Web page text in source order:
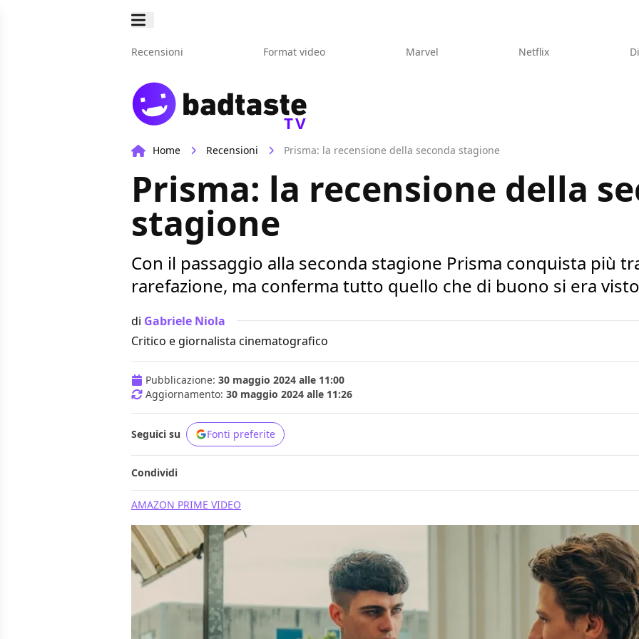
Recensioni Format video Marvel Netflix
TV
Home Recensioni Prisma: la recensione della seconda stagione
Prisma: la recensione della
stagione
Con il passaggio alla seconda stagione Prisma conquista più
rarefazione, ma conferma tutto quello che di buono si era visto
di Gabriele Niola
Critico e giornalista cinematografico
Pubblicazione: 30 maggio 2024 alle 11:00
Aggiornamento: 30 maggio 2024 alle 11:26
Seguici su Fonti preferite
Condividi
AMAZON PRIME VIDEO